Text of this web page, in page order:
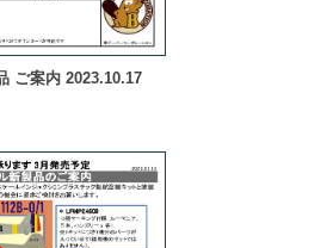
ご案内 2023.10.17